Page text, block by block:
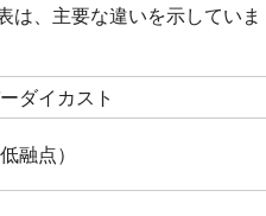
は、主要な違いを示していま
ダイカスト
融点）